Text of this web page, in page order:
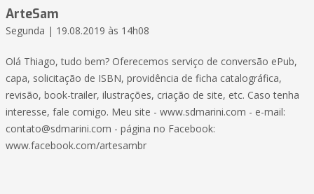
ArteSam
Segunda | 19.08.2019 às 14h08
Olá Thiago, tudo bem? Oferecemos serviço de conversão ePub,
capa, solicitação de ISBN, providência de ficha catalográfica,
revisão, book-trailer, ilustrações, criação de site, etc. Caso tenha
interesse, fale comigo. Meu site - www.sdmarini.com - e-mail:
contato@sdmarini.com - página no Facebook:
www.facebook.com/artesambr